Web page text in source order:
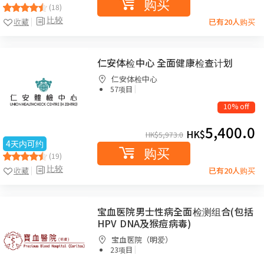
(18)
比较
收藏 已有20人购买
4天内可约
(19)
比较
收藏
仁安体检中心 全面健康检查计划
仁安体检中心
57项目 |
10% off
HK$5,973.0 HK$5,400.0
购买
已有20人购买
宝血医院男士性病全面检测组合(包括
HPV DNA及猴痘病毒)
宝血医院（明爱）
23项目 |